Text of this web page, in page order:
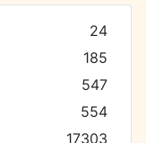
24
185
547
554
17303